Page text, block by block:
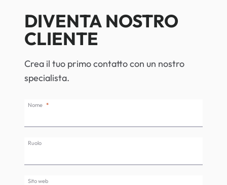
DIVENTA NOSTRO
CLIENTE
Crea il tuo primo contatto con un nostro
specialista.
Nome
Ruolo
Sito web